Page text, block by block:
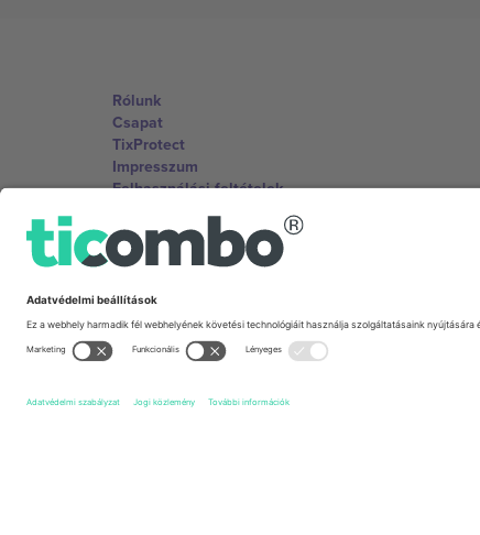
Rólunk
Csapat
TixProtect
Impresszum
Felhasználási feltételek
Partnerprogram